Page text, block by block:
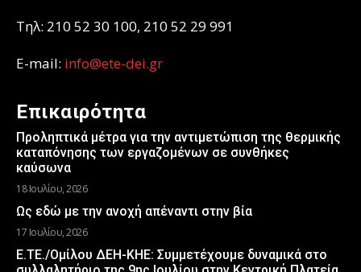
Τηλ: 210 52 30 100, 210 52 29 991
E-mail: info@ete-dei.gr
Επικαιρότητα
Προληπτικά μέτρα για την αντιμετώπιση της θερμικής
καταπόνησης των εργαζομένων σε συνθήκες
καύσωνα
18 Ιουλίου, 2026
Ως εδώ με την ανοχή απέναντι στην βία
17 Ιουλίου, 2026
Ε.ΤΕ./Ομίλου ΔΕΗ-ΚΗΕ: Συμμετέχουμε δυναμικά στο